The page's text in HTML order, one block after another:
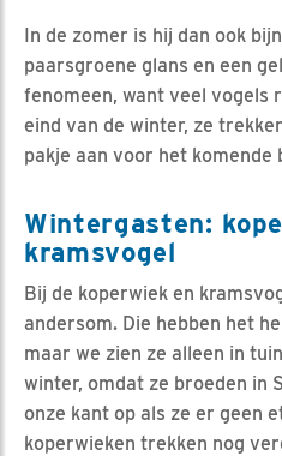
In de zomer is hij dan ook
paarsgroene glans en een
fenomeen, want veel vogels
eind van de winter, ze
pakje aan voor het komende
Wintergasten:
kramsvogel
Bij de koperwiek en
andersom. Die hebben het
maar we zien ze alleen in
winter, omdat ze broeden in
onze kant op als ze er geen
koperwieken trekken nog